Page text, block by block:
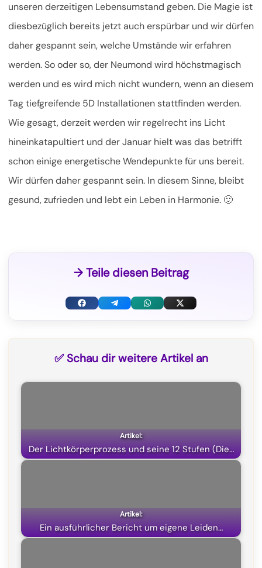
unseren derzeitigen Lebensumstand geben. Die Magie ist
diesbezüglich bereits jetzt auch erspürbar und wir dürfen
daher gespannt sein, welche Umstände wir erfahren
werden. So oder so, der Neumond wird höchstmagisch
werden und es wird mich nicht wundern, wenn an diesem
Tag tiefgreifende 5D Installationen stattfinden werden.
Wie gesagt, derzeit werden wir regelrecht ins Licht
hineinkatapultiert und der Januar hielt was das betrifft
schon einige energetische Wendepunkte für uns bereit.
Wir dürfen daher gespannt sein. In diesem Sinne, bleibt
gesund, zufrieden und lebt ein Leben in Harmonie. 🙂
→ Teile diesen Beitrag
F
o
k
T
a
m
W
p
p
X
T
t
e
✅ Schau dir weitere Artikel an
Der Lichtkörperprozess und seine 12 Stufen (Die…
Ein ausführlicher Bericht um eigene Leiden…